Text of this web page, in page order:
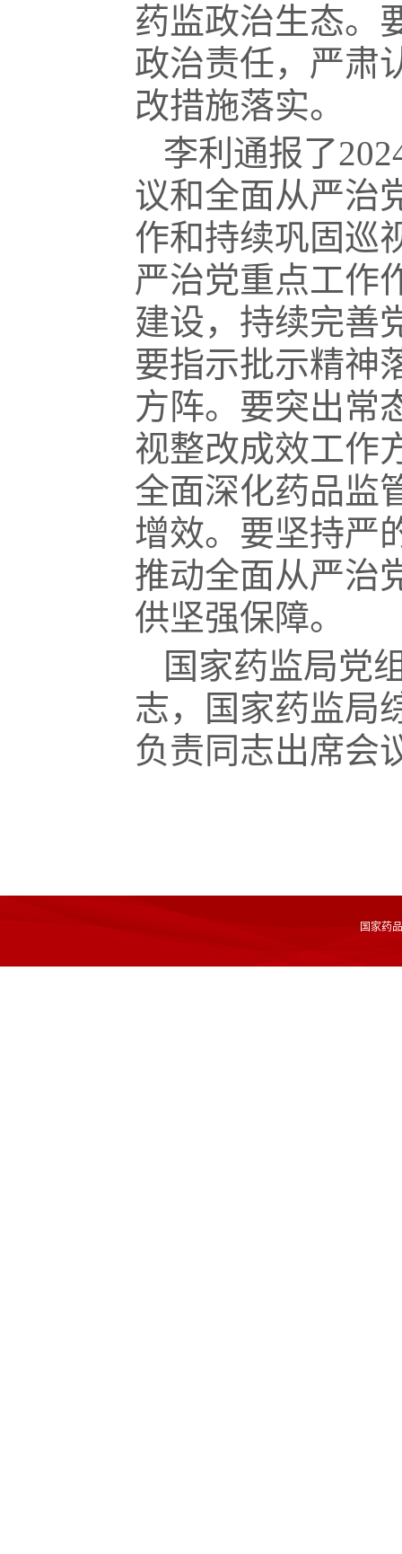
药监政治生态。
政治责任，严肃
改措施落实。
李利通报了
议和全面从严治
作和持续巩固巡
严治党重点工作
建设，持续完善
要指示批示精神
方阵。要突出常
视整改成效工作
全面深化药品监
增效。要坚持严
推动全面从严治
供坚强保障。
国家药监局党
志，国家药监局
负责同志出席会
国家药